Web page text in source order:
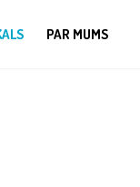
PAR MUMS